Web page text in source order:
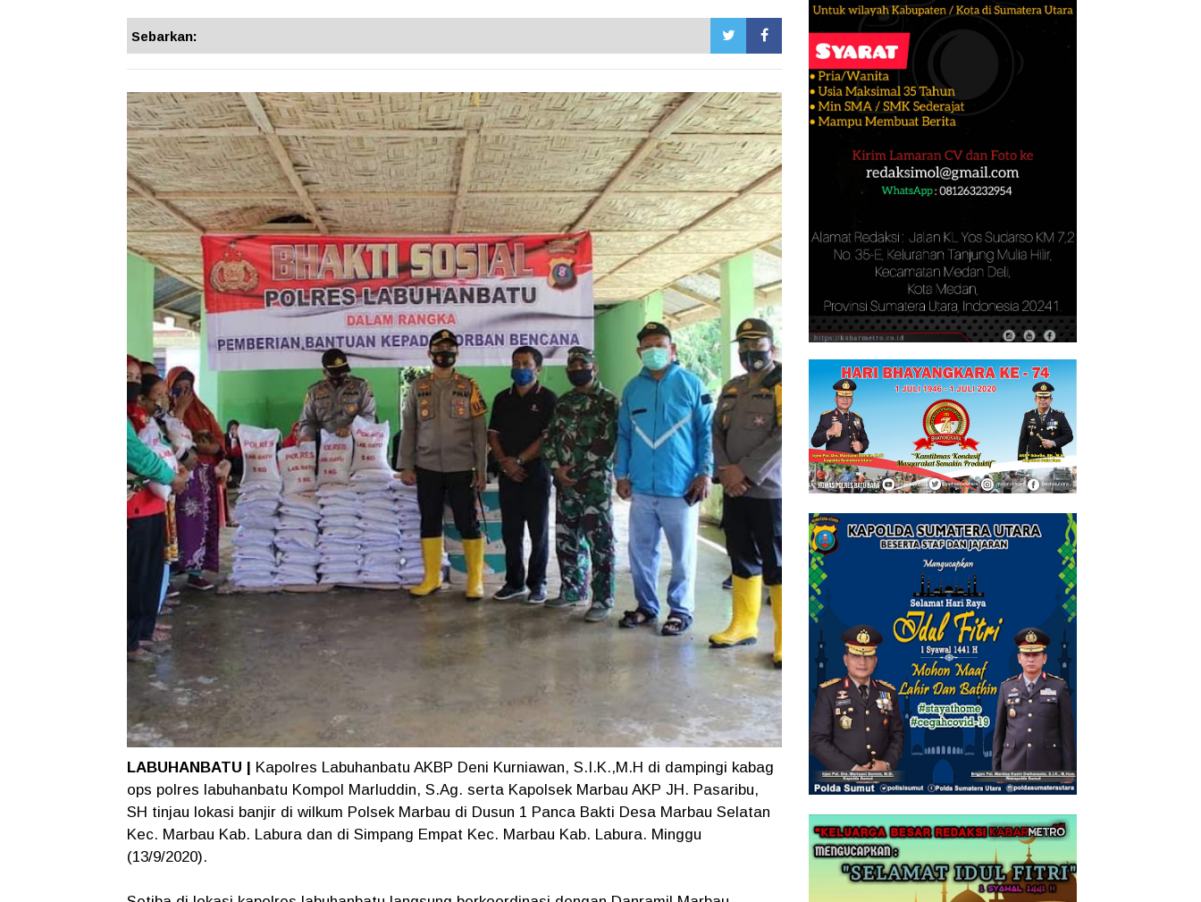
Sebarkan:
LABUHANBATU |
Kapolres Labuhanbatu AKBP Deni Kurniawan, S.I.K.,M.H di dampingi kabag
ops polres labuhanbatu Kompol Marluddin, S.Ag. serta Kapolsek Marbau AKP JH. Pasaribu,
SH tinjau lokasi banjir di wilkum Polsek Marbau di Dusun 1 Panca Bakti Desa Marbau Selatan
Kec. Marbau Kab. Labura dan di Simpang Empat Kec. Marbau Kab. Labura. Minggu
(13/9/2020).